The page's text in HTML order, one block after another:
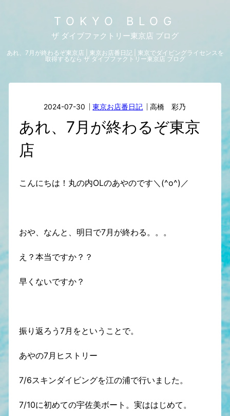
TOKYO BLOG
ザ ダイブファクトリー東京店 ブログ
あれ、7月が終わるぞ東京店 | 東京お店番日記 | 東京でダイビングライセンスを
取得するなら ザ ダイブファクトリー東京店 ブログ
2024-07-30 東京お店番日記 高橋 彩乃
あれ、7月が終わるぞ東京
店
こんにちは！丸の内OLのあやのです＼(^o^)／
おや、なんと、明日で7月が終わる。。。
え？本当ですか？？
早くないですか？
振り返ろう7月をということで。
あやの7月ヒストリー
7/6スキンダイビングを江の浦で行いました。
7/10に初めての宇佐美ボート。実ははじめて。